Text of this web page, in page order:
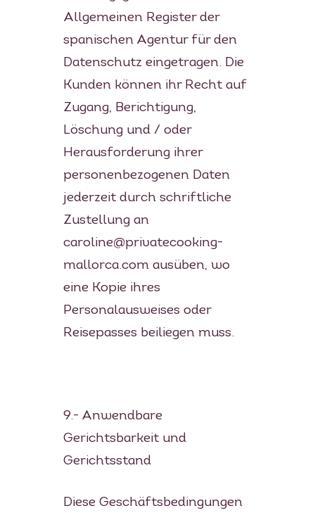
Allgemeinen Register der
spanischen Agentur für den
Datenschutz eingetragen. Die
Kunden können ihr Recht auf
Zugang, Berichtigung,
Löschung und / oder
Herausforderung ihrer
personenbezogenen Daten
jederzeit durch schriftliche
Zustellung an
caroline@privatecooking-
mallorca.com ausüben, wo
eine Kopie ihres
Personalausweises oder
Reisepasses beiliegen muss.
9.- Anwendbare
Gerichtsbarkeit und
Gerichtsstand
Diese Geschäftsbedingungen